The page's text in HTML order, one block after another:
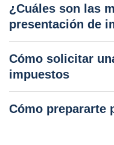
¿Cuáles son las
presentación de
Cómo solicitar
impuestos
Cómo prepararte